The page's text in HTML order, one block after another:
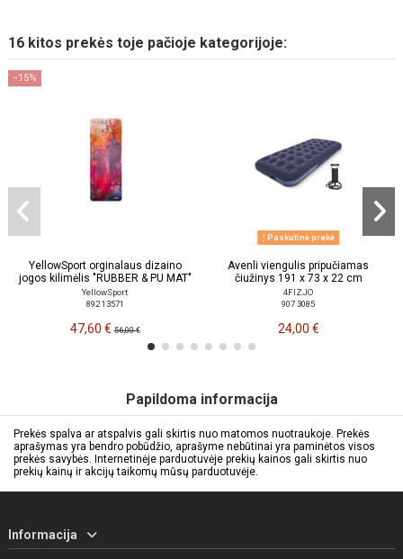
16 kitos prekės toje pačioje kategorijoje:
−15%
YellowSport orginalaus dizaino
jogos kilimėlis "RUBBER & PU MAT"
YellowSport
892 13571
47,60 €56,00 €
Paskutinė prekė
Avenli viengulis pripučiamas
čiužinys 191 x 73 x 22 cm
4FIZJO
907 3085
24,00 €
Papildoma informacija
Prekės spalva ar atspalvis gali skirtis nuo matomos nuotraukoje. Prekės
aprašymas yra bendro pobūdžio, aprašyme nebūtinai yra paminėtos visos
prekės savybės. Internetinėje parduotuvėje prekių kainos gali skirtis nuo
prekių kainų ir akcijų taikomų mūsų parduotuvėje.
Informacija